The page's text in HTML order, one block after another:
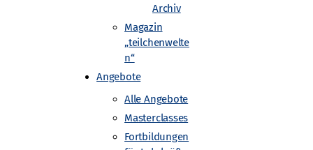
Archiv
Magazin
„teilchenwelte
n“
Angebote
Alle Angebote
Masterclasses
Fortbildungen
Dazu laden die
Masterclasses
Sie identifizieren
Das Programm